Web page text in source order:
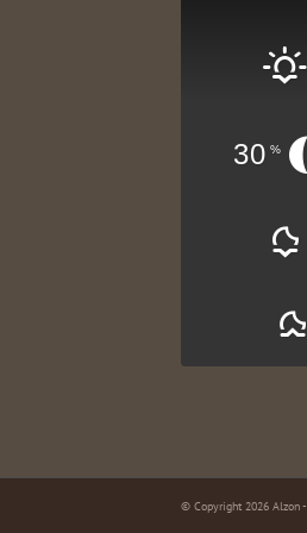
30 %
© Copyright 2026 Alzon -